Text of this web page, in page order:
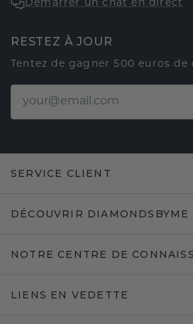
Démarrer un chat en direct
RESTEZ À JOUR
Tentez de gagner 500 euros
SERVICE CLIENT
DÉCOUVRIR DIAMONDSBYME
NOTRE CENTRE DE
LIENS EN VEDETTE